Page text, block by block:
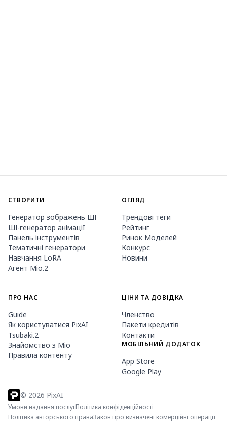
СТВОРИТИ
Генератор зображень ШІ
ШІ-генератор анімації
Панель інструментів
Тематичні генератори
Навчання LoRA
Агент Mio.2
ОГЛЯД
Трендові теги
Рейтинг
Ринок Моделей
Конкурс
Новини
ПРО НАС
Guide
Як користуватися PixAI
Tsubaki.2
Знайомство з Mio
Правила контенту
ЦІНИ ТА ДОВІДКА
Членство
Пакети кредитів
Контакти
МОБІЛЬНИЙ ДОДАТОК
App Store
Google Play
© 2026 PixAI
Умови надання послугПолітика конфіденційності
Політика авторського праваЗакон про визначені комерційні операції